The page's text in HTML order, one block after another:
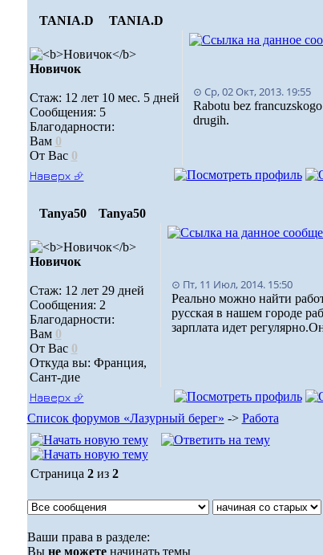
TANIA.D TANIA.D
Новичок
Стаж: 12 лет 10 мес. 5 дней
Сообщения: 5
Благодарности:
Вам 0
От Вас 0
⊙ Ср, 02 Окт, 2013. 19:55
Rabotu bez
drugih.
Наверх ⮵
Tanya50 Tanya50
Новичок
Стаж: 12 лет 29 дней
Сообщения: 2
Благодарности:
Вам 0
От Вас 0
Откуда вы: Франция,
Сант-дие
⊙ Пт, 11 Июл, 2014. 15:50
Реально можно найти
русская в нашем городе
зарплата идет
Наверх ⮵
Список форумов «Лазурный берег» -> Работа
Страница 2из 2
Ваши права в разделе:
Вы не можетеначинать темы